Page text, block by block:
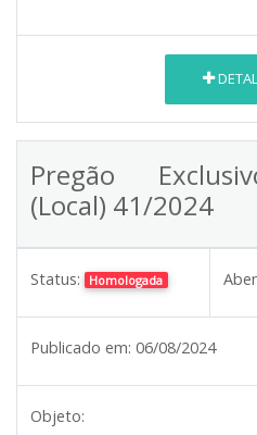
Pregão
(Local) 41/2024
Status: Homologada
Publicado em: 06/08/2024
Objeto: